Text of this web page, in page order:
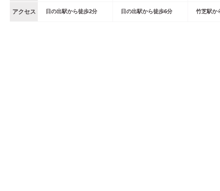
アクセス 日の出駅から徒歩2分 日の出駅から徒歩6分 竹芝駅か